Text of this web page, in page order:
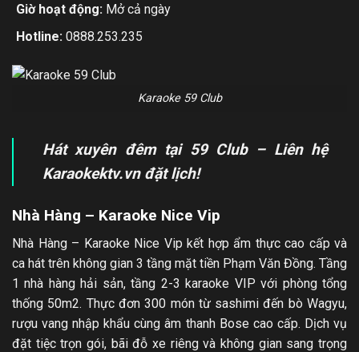
Giờ hoạt động:Mở cả ngày
Hotline:0888.253.235
Karaoke 59 Club
Hát xuyên đêm tại 59 Club – Liên hệ
Karaokektv.vn đặt lịch!
Nhà Hàng – Karaoke Nice Vip
Nhà Hàng – Karaoke Nice Vip kết hợp ẩm thực cao cấp và
ca hát trên không gian 3 tầng mặt tiền Phạm Văn Đồng. Tầng
1 nhà hàng hải sản, tầng 2-3 karaoke VIP với phòng tổng
thống 50m2. Thực đơn 300 món từ sashimi đến bò Wagyu,
rượu vang nhập khẩu cùng âm thanh Bose cao cấp. Dịch vụ
đặt tiệc trọn gói, bãi đỗ xe riêng và không gian sang trọng